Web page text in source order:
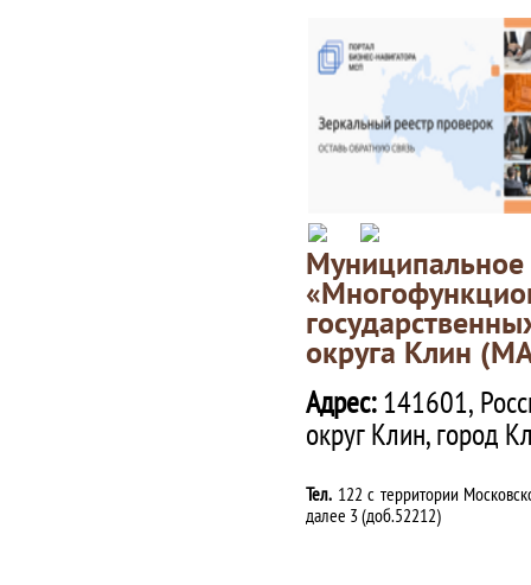
округа Клин
Адрес:141601,
округ Клин, город
Тел. 122 с территории
далее 3 (доб.52212)